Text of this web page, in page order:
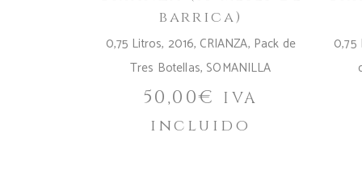
barrica)
0,75 Litros, 2016, CRIANZA, Pack de
Tres Botellas, SOMANILLA
50,00€
IVA
incluido
0,75